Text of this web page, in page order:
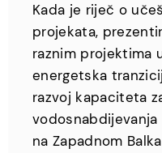
Kada je riječ o
projekata,
raznim projektima
energetska
razvoj kapaciteta
na Zapadnom